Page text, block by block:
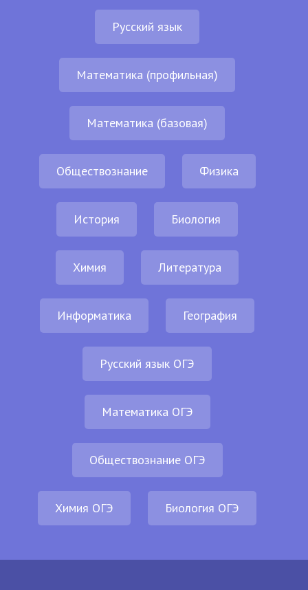
Русский язык
Математика (профильная)
Математика (базовая)
Обществознание Физика
История Биология
Химия Литература
Информатика География
Русский язык ОГЭ
Математика ОГЭ
Обществознание ОГЭ
Химия ОГЭ Биология ОГЭ